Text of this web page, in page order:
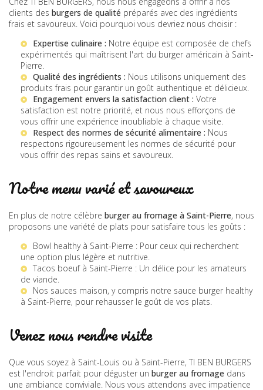
clients des burgers de qualité préparés avec des ingrédients
frais et savoureux. Voici pourquoi vous devriez nous choisir :
Expertise culinaire : Notre équipe est composée de chefs
expérimentés qui maîtrisent l'art du burger américain à Saint-
Pierre.
Qualité des ingrédients : Nous utilisons uniquement des
produits frais pour garantir un goût authentique et délicieux.
Engagement envers la satisfaction client : Votre
satisfaction est notre priorité, et nous nous efforçons de
vous offrir une expérience inoubliable à chaque visite.
Respect des normes de sécurité alimentaire : Nous
respectons rigoureusement les normes de sécurité pour
vous offrir des repas sains et savoureux.
Notre menu varié et savoureux
En plus de notre célèbre burger au fromage à Saint-Pierre, nous
proposons une variété de plats pour satisfaire tous les goûts :
Bowl healthy à Saint-Pierre : Pour ceux qui recherchent
une option plus légère et nutritive.
Tacos boeuf à Saint-Pierre : Un délice pour les amateurs
de viande.
Nos sauces maison, y compris notre sauce burger healthy
à Saint-Pierre, pour rehausser le goût de vos plats.
Venez nous rendre visite
Que vous soyez à Saint-Louis ou à Saint-Pierre, TI BEN BURGERS
est l'endroit parfait pour déguster un burger au fromage dans
une ambiance conviviale. Nous vous attendons avec impatience